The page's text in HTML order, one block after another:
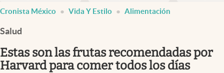
Pc y celular
Cronista México Vida Y Estilo Alimentación
Salud
Estas son las frutas recomendadas por
Harvard para comer todos los días